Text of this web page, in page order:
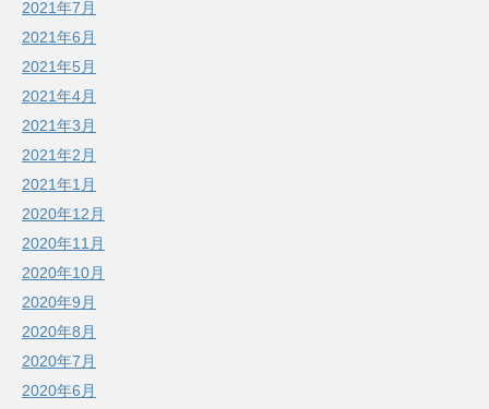
2021年7月
2021年6月
2021年5月
2021年4月
2021年3月
2021年2月
2021年1月
2020年12月
2020年11月
2020年10月
2020年9月
2020年8月
2020年7月
2020年6月